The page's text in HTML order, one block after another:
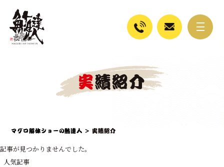
実績紹介
マグロ解体ショーの鮪達人 > 実績紹介
記事が見つかりませんでした。
人気記事